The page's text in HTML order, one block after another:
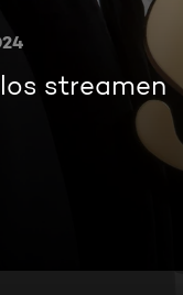
streamen